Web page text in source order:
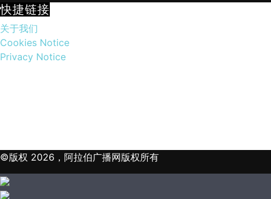
快捷链接
关于我们
Cookies Notice
Privacy Notice
©版权 2026，阿拉伯广播网版权所有